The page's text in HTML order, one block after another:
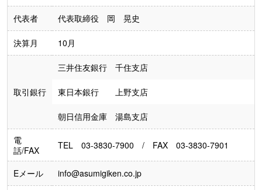
代表者 代表取締役 岡 晃史
決算月 10月
取引銀行
三井住友銀行 千住支店
東日本銀行 上野支店
朝日信用金庫 湯島支店
電
話/FAX
TEL 03-3830-7900 / FAX 03-3830-7901
Eメール info@asumigiken.co.jp